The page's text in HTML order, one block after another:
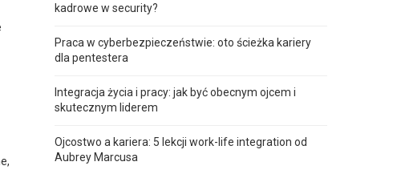
kadrowe w security?
Praca w cyberbezpieczeństwie: oto ścieżka kariery
dla pentestera
Integracja życia i pracy: jak być obecnym ojcem i
skutecznym liderem
Ojcostwo a kariera: 5 lekcji work-life integration od
Aubrey Marcusa